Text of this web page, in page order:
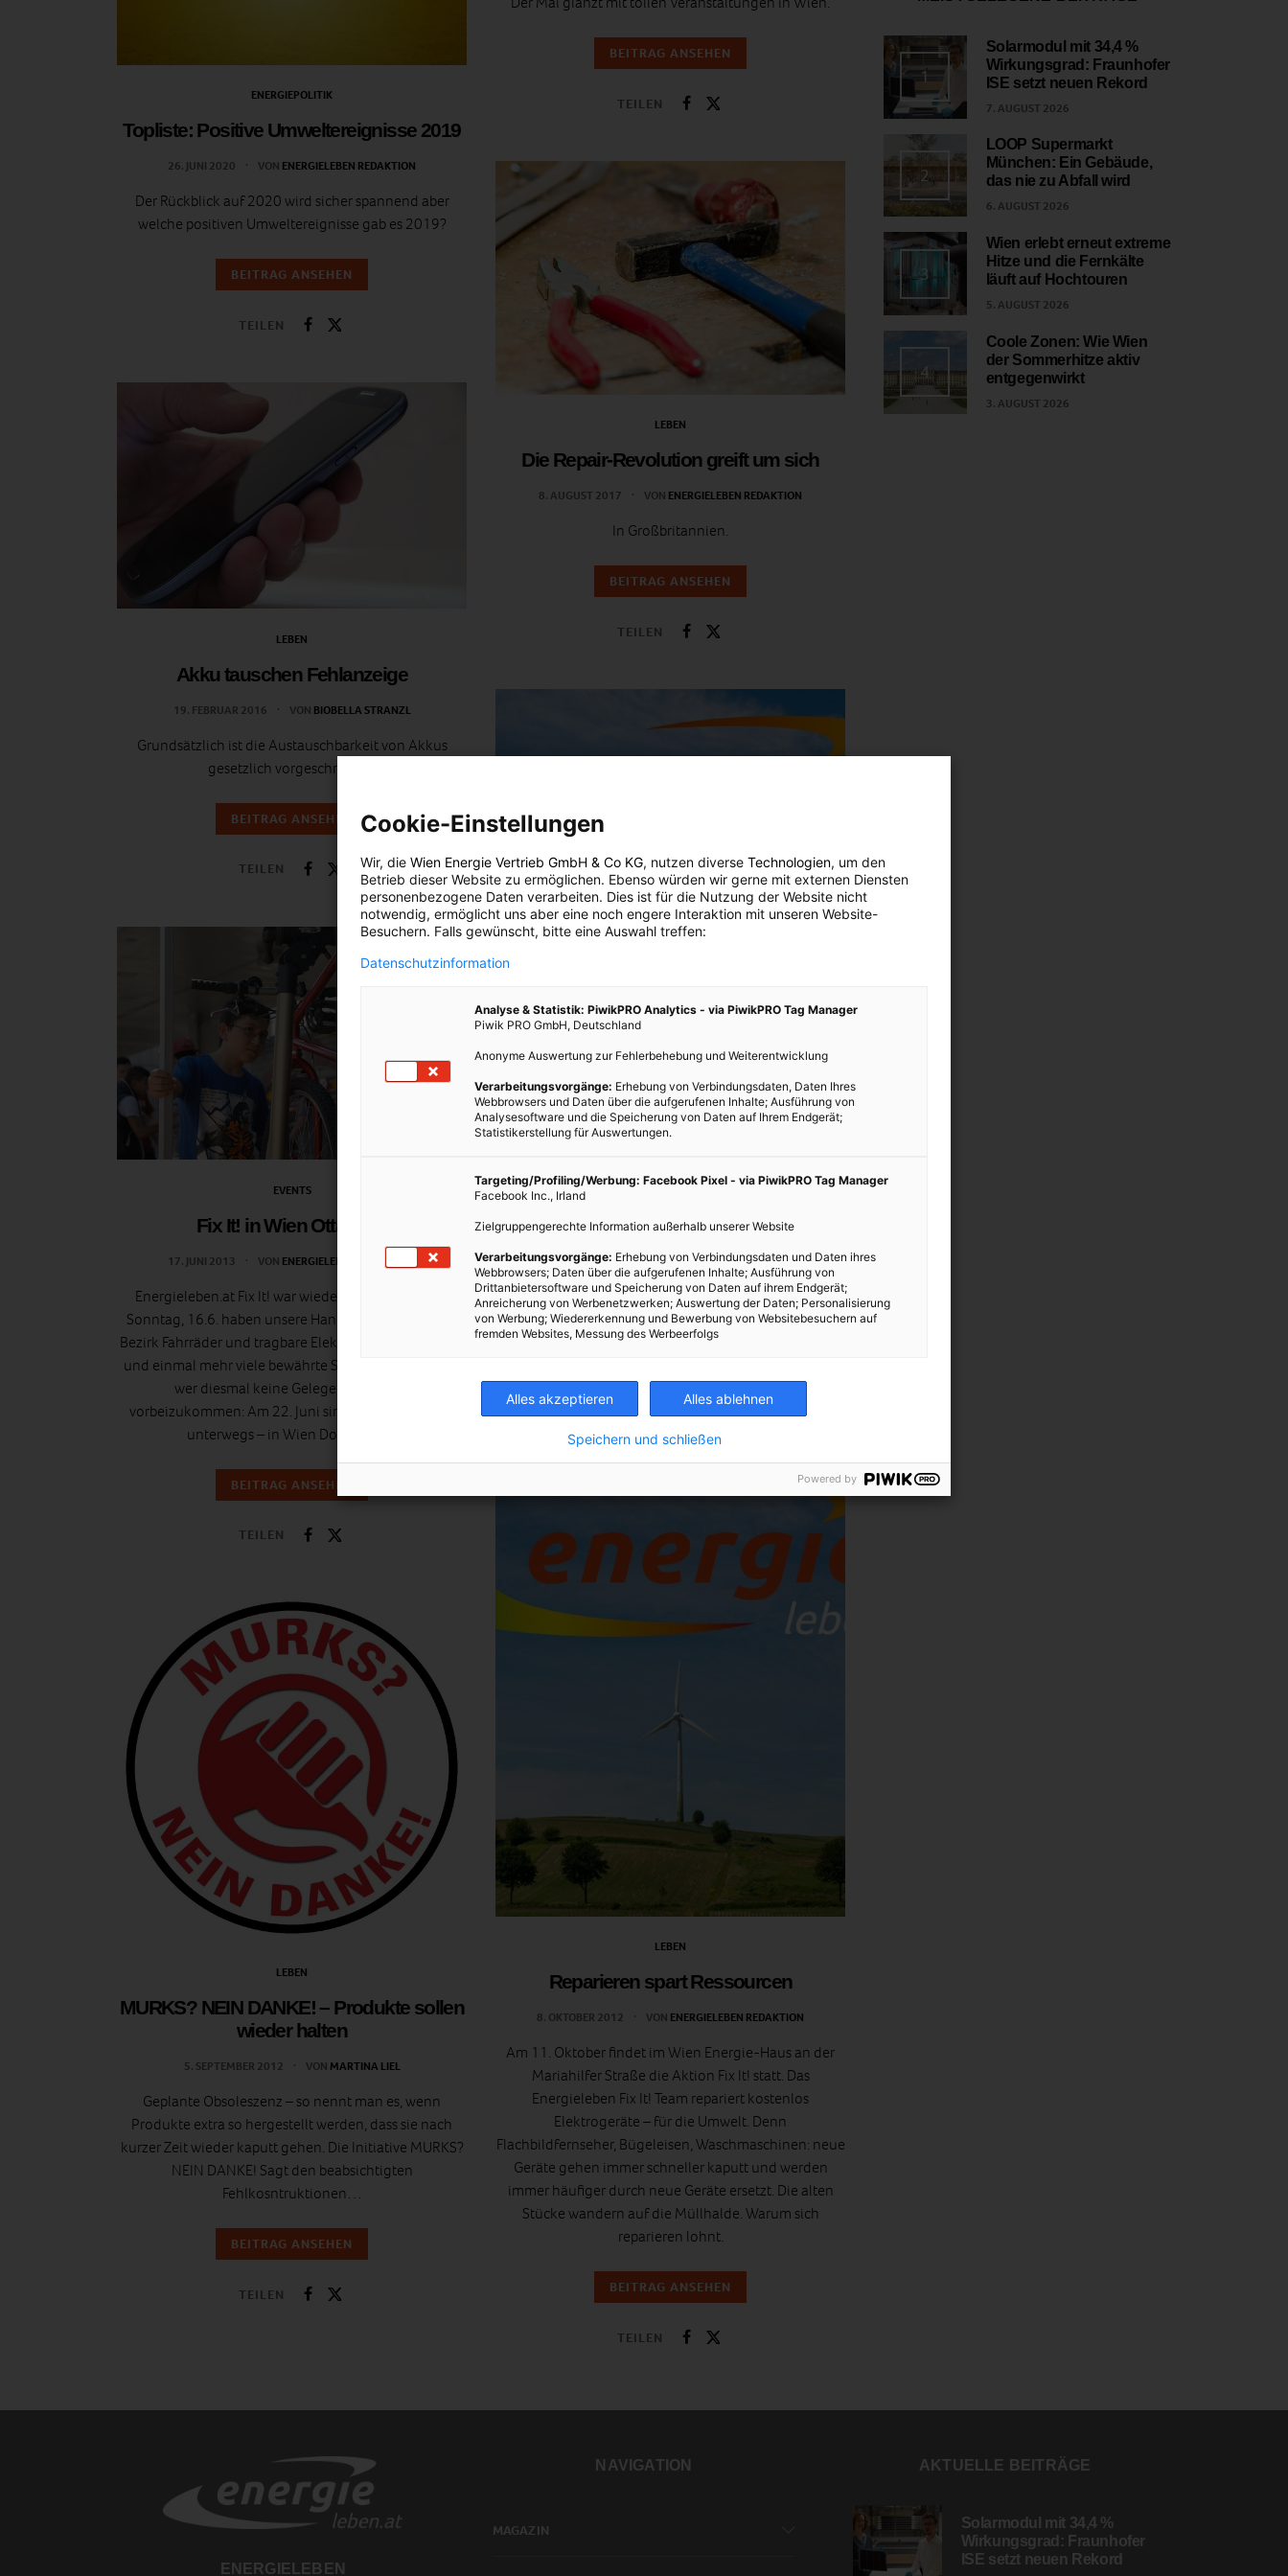
ENERGIEPOLITIK
Topliste: Positive Umweltereignisse 2019
26. JUNI 2020 VON ENERGIELEBEN REDAKTION
Der Rückblick auf 2020 wird sicher spannend aber
welche positiven Umweltereignisse gab es 2019?
BEITRAG ANSEHEN
TEILEN
LEBEN
Akku tauschen Fehlanzeige
19. FEBRUAR 2016 VON BIOBELLA STRANZL
Grundsätzlich ist die Austauschbarkeit von Akkus
gesetzlich vorgeschrieben.
BEITRAG ANSEHEN
TEILEN
EVENTS
Fix It! in Wien Ottakring
17. JUNI 2013 VON ENERGIELEBEN REDAKTION
Energieleben.at Fix It! war wieder in Ottakring: Am
Sonntag, 16.6. haben unsere Handwerksprofis im 16.
Bezirk Fahrräder und tragbare Elektrogeräte repariert –
und einmal mehr viele bewährte Stücke gerettet. Und
wer diesmal keine Gelegenheit hatte,
vorbeizukommen: Am 22. Juni sind wir noch einmal
unterwegs – in Wien Donaustadt.
BEITRAG ANSEHEN
TEILEN
LEBEN
MURKS? NEIN DANKE! – Produkte sollen
wieder halten
5. SEPTEMBER 2012 VON MARTINA LIEL
Geplante Obsoleszenz – so nennt man es, wenn
Produkte extra so hergestellt werden, dass sie nach
kurzer Zeit wieder kaputt gehen. Die Initiative MURKS?
NEIN DANKE! Sagt den beabsichtigten
Fehlkosntruktionen…
BEITRAG ANSEHEN
TEILEN
BEITRAG ANSEHEN
TEILEN
LEBEN
Die Repair-Revolution greift um sich
8. AUGUST 2017 VON ENERGIELEBEN REDAKTION
In Großbritannien.
BEITRAG ANSEHEN
TEILEN
LEBEN
In Frankreich wird Obsoleszenz Betrug
4. DEZEMBER 2014 VONENERGIELEBEN REDAKTION
Werden in Elektrogeräte absichtlich Fehler eingebaut?
BEITRAG ANSEHEN
LEBEN
Reparieren spart Ressourcen
8. OKTOBER 2012 VON ENERGIELEBEN REDAKTION
Am 11. Oktober findet im Wien Energie-Haus an der
Mariahilfer Straße die Aktion Fix It! statt. Das
Energieleben Fix It! Team repariert kostenlos
Elektrogeräte – für die Umwelt. Denn
Flachbildfernseher, Bügeleisen, Waschmaschinen: neue
Geräte gehen immer schneller kaputt und werden
immer häufiger durch neue Geräte ersetzt. Die alten
Stücke wandern auf die Müllhalde. Warum sich
reparieren lohnt.
BEITRAG ANSEHEN
TEILEN
1
Solarmodul mit 34,4 %
Wirkungsgrad: Fraunhofer
ISE setzt neuen Rekord
7. AUGUST 2026
2
LOOP Supermarkt
München: Ein Gebäude,
das nie zu Abfall wird
6. AUGUST 2026
3
Wien erlebt erneut extreme
Hitze und die Fernkälte
läuft auf Hochtouren
5. AUGUST 2026
4
Coole Zonen: Wie Wien
der Sommerhitze aktiv
entgegenwirkt
3. AUGUST 2026
ENERGIELEBEN
NAVIGATION
MAGAZIN
AKTUELLE BEITRÄGE
Solarmodul mit 34,4 %
Wirkungsgrad: Fraunhofer
ISE setzt neuen Rekord
Cookie-Einstellungen
Wir, die Wien Energie Vertrieb GmbH & Co KG, nutzen diverse Technologien, um den
Betrieb dieser Website zu ermöglichen. Ebenso würden wir gerne mit externen Diensten
personenbezogene Daten verarbeiten. Dies ist für die Nutzung der Website nicht
notwendig, ermöglicht uns aber eine noch engere Interaktion mit unseren Website-
Besuchern. Falls gewünscht, bitte eine Auswahl treffen:
Datenschutzinformation
Analyse & Statistik: PiwikPRO Analytics - via PiwikPRO Tag Manager
Piwik PRO GmbH, Deutschland
Anonyme Auswertung zur Fehlerbehebung und Weiterentwicklung
Verarbeitungsvorgänge: Erhebung von Verbindungsdaten, Daten Ihres
Webbrowsers und Daten über die aufgerufenen Inhalte; Ausführung von
Analysesoftware und die Speicherung von Daten auf Ihrem Endgerät;
Statistikerstellung für Auswertungen.
Targeting/Profiling/Werbung: Facebook Pixel - via PiwikPRO Tag Manager
Facebook Inc., Irland
Zielgruppengerechte Information außerhalb unserer Website
Verarbeitungsvorgänge: Erhebung von Verbindungsdaten und Daten ihres
Webbrowsers; Daten über die aufgerufenen Inhalte; Ausführung von
Drittanbietersoftware und Speicherung von Daten auf ihrem Endgerät;
Anreicherung von Werbenetzwerken; Auswertung der Daten; Personalisierung
von Werbung; Wiedererkennung und Bewerbung von Websitebesuchern auf
fremden Websites, Messung des Werbeerfolgs
Alles akzeptieren Alles ablehnen
Speichern und schließen
Powered by